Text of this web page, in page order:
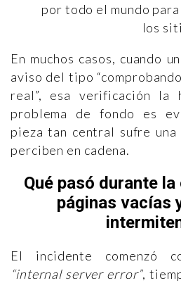
por todo el mundo
los
En muchos casos, cuando
aviso del tipo
real”, esa verificación la
problema de fondo es
pieza tan central sufre
perciben en cadena.
Qué pasó durante
páginas vacías
El incidente comenzó
“internal server error”,